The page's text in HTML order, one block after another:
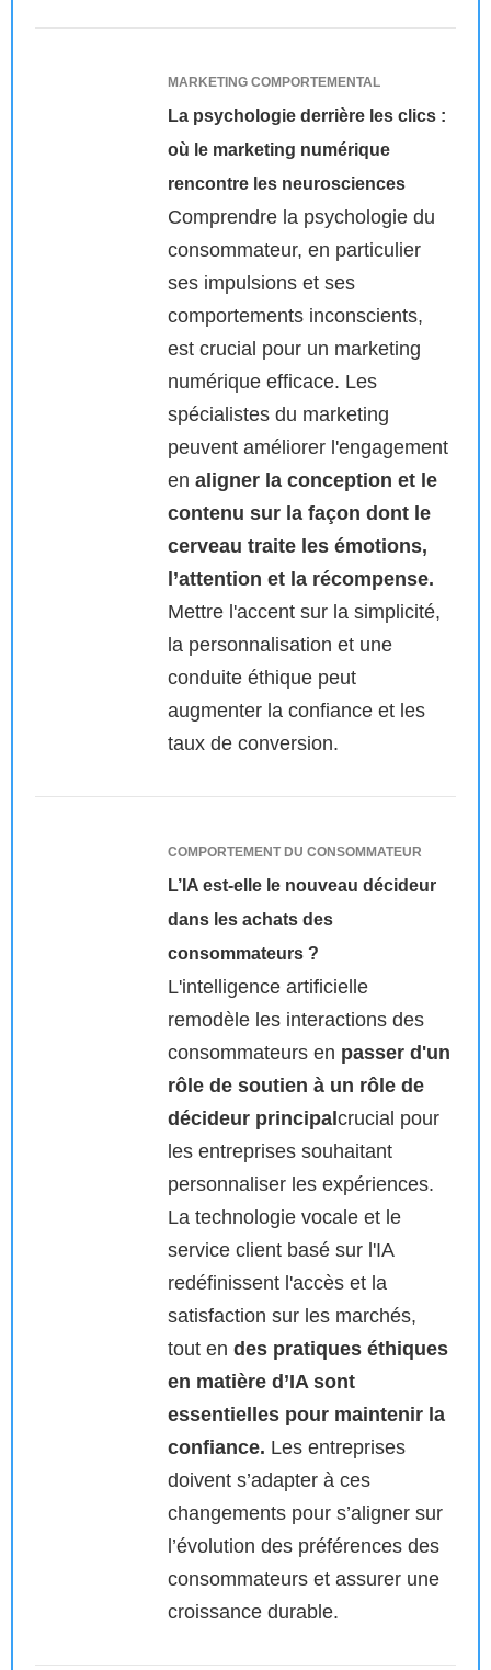
MARKETING COMPORTEMENTAL
La psychologie derrière les clics :
où le marketing numérique
rencontre les neurosciences
Comprendre la psychologie du
consommateur, en particulier
ses impulsions et ses
comportements inconscients,
est crucial pour un marketing
numérique efficace. Les
spécialistes du marketing
peuvent améliorer l'engagement
en aligner la conception et le
contenu sur la façon dont le
cerveau traite les émotions,
l’attention et la récompense.
Mettre l'accent sur la simplicité,
la personnalisation et une
conduite éthique peut
augmenter la confiance et les
taux de conversion.
COMPORTEMENT DU CONSOMMATEUR
L’IA est-elle le nouveau décideur
dans les achats des
consommateurs ?
L'intelligence artificielle
remodèle les interactions des
consommateurs en passer d'un
rôle de soutien à un rôle de
décideur principalcrucial pour
les entreprises souhaitant
personnaliser les expériences.
La technologie vocale et le
service client basé sur l'IA
redéfinissent l'accès et la
satisfaction sur les marchés,
tout en des pratiques éthiques
en matière d’IA sont
essentielles pour maintenir la
confiance. Les entreprises
doivent s’adapter à ces
changements pour s’aligner sur
l’évolution des préférences des
consommateurs et assurer une
croissance durable.